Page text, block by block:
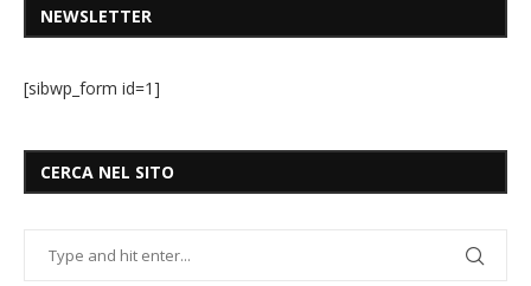
NEWSLETTER
[sibwp_form id=1]
CERCA NEL SITO